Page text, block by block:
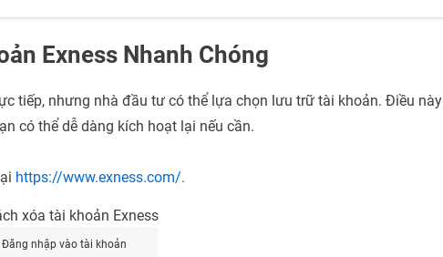
Exness Nhanh Chóng
tiếp, nhưng nhà đầu tư có thể lựa chọn lưu trữ tài khoản. Điều này
có thể dễ dàng kích hoạt lại nếu cần.
https://www.exness.com/.
Đăng nhập vào tài khoản